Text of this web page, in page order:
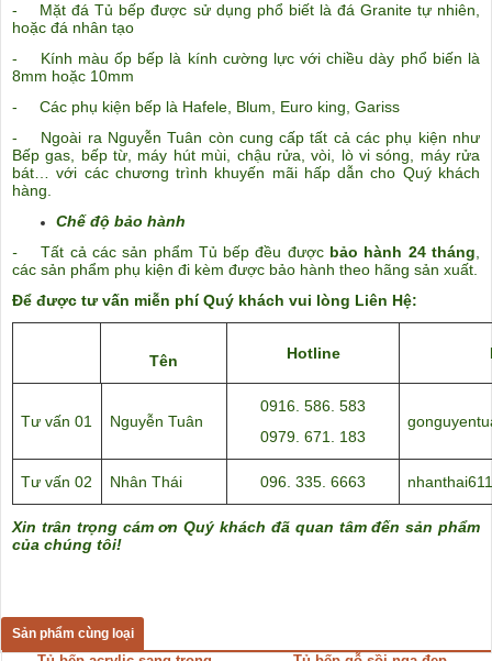
- Mặt đá Tủ bếp được sử dụng phổ biết là đá Granite tự nhiên,
hoặc đá nhân tạo
- Kính màu ốp bếp là kính cường lực với chiều dày phổ biến là
8mm hoặc 10mm
- Các phụ kiện bếp là Hafele, Blum, Euro king, Gariss
- Ngoài ra Nguyễn Tuân còn cung cấp tất cả các phụ kiện như
Bếp gas, bếp từ, máy hút mùi, chậu rửa, vòi, lò vi sóng, máy rửa
bát… với các chương trình khuyến mãi hấp dẫn cho Quý khách
hàng.
Chế độ bảo hành
-Tất cả các sản phẩm Tủ bếp đều được bảo hành 24 tháng,
các sản phẩm phụ kiện đi kèm được bảo hành theo hãng sản xuất.
Để được tư vấn miễn phí Quý khách vui lòng Liên Hệ:
Tên Hotline
Tư vấn 01 Nguyễn Tuân
0916. 586. 583
0979. 671. 183
Tư vấn 02 Nhân Thái 096. 335. 6663
Xin trân trọng cám ơn Quý khách đã quan tâm đến sản phẩm
của chúng tôi!
Sản phẩm cùng loại